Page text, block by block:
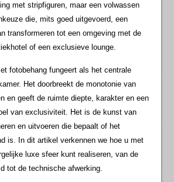
met stripfiguren, maar een volwassen
die, mits goed uitgevoerd, een
transformeren tot een omgeving met de
of een exclusieve lounge.
fotobehang fungeert als het centrale
Het doorbreekt de monotonie van
en geeft de ruimte diepte, karakter en een
van exclusiviteit. Het is de kunst van
en uitvoeren die bepaalt of het
is. In dit artikel verkennen we hoe u met
luxe sfeer kunt realiseren, van de
tot de technische afwerking.